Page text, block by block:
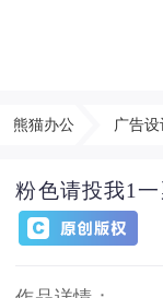
熊猫办公 广告设
粉色请投我1